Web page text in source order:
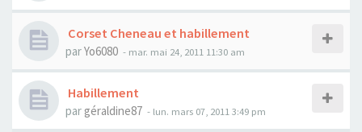
Corset Cheneau et habillement
parYo6080 - mar. mai 24, 2011 11:30 am
Habillement
par géraldine87 - lun. mars 07, 2011 3:49 pm